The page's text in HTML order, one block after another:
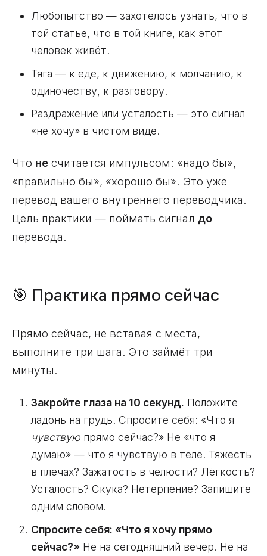
Любопытство — захотелось узнать, что в
той статье, что в той книге, как этот
человек живёт.
Тяга — к еде, к движению, к молчанию, к
одиночеству, к разговору.
Раздражение или усталость — это сигнал
«не хочу» в чистом виде.
Что не считается импульсом: «надо бы»,
«правильно бы», «хорошо бы». Это уже
перевод вашего внутреннего переводчика.
Цель практики — поймать сигнал до
перевода.
🎯 Практика прямо сейчас
Прямо сейчас, не вставая с места,
выполните три шага. Это займёт три
минуты.
Закройте глаза на 10 секунд. Положите
ладонь на грудь. Спросите себя: «Что я
чувствую прямо сейчас?» Не «что я
думаю» — что я чувствую в теле. Тяжесть
в плечах? Зажатость в челюсти? Лёгкость?
Усталость? Скука? Нетерпение? Запишите
одним словом.
Спросите себя: «Что я хочу прямо
сейчас?» Не на сегодняшний вечер. Не на